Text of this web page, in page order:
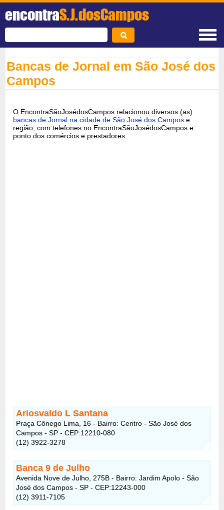
encontraS.J.dosCampos
Bancas de Jornal em São José dos
Campos
O EncontraSãoJosédosCampos relacionou diversos (as)
bancas de Jornal na cidade de São José dos Campos e
região, com telefones no EncontraSãoJosédosCampos e
ponto dos comércios e prestadores.
Ariosvaldo L Santana
Praça Cônego Lima, 16 - Bairro: Centro - São José dos
Campos - SP - CEP:12210-080
(12) 3922-3278
Banca 9 de Julho
Avenida Nove de Julho, 275B - Bairro: Jardim Apolo - São
José dos Campos - SP - CEP:12243-000
(12) 3911-7105